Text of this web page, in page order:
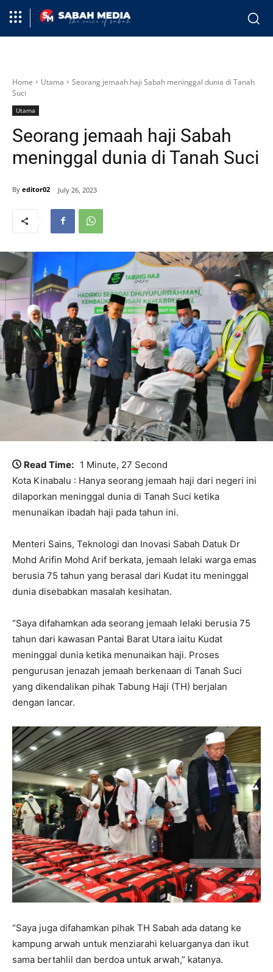
Home Utama
Seorang jemaah haji Sabah meninggal dunia di Tanah
Suci
Utama
Seorang jemaah haji Sabah
meninggal dunia di Tanah Suci
By editor02 July 26, 2023
Read Time: 1 Minute, 27 Second
Kota Kinabalu : Hanya seorang jemaah haji dari negeri ini
dilaporkan meninggal dunia di Tanah Suci ketika
menunaikan ibadah haji pada tahun ini.
Menteri Sains, Teknologi dan Inovasi Sabah Datuk Dr
Mohd Arifin Mohd Arif berkata, jemaah lelaki warga emas
berusia 75 tahun yang berasal dari Kudat itu meninggal
dunia disebabkan masalah kesihatan.
“Saya difahamkan ada seorang jemaah lelaki berusia 75
tahun dari kawasan Pantai Barat Utara iaitu Kudat
meninggal dunia ketika menunaikan haji. Proses
pengurusan jenazah jemaah berkenaan di Tanah Suci
yang dikendalikan pihak Tabung Haji (TH) berjalan
dengan lancar.
“Saya juga difahamkan pihak TH Sabah ada datang ke
kampung arwah untuk menziarahi keluarganya dan ikut
sama bertahlil dan berdoa untuk arwah,” katanya.